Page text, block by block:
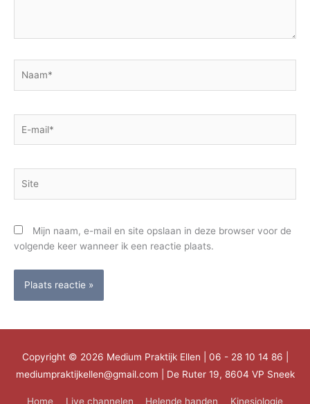
mail*
Mijn naam, e-mail en site opslaan in deze browser voor de
volgende keer wanneer ik een reactie plaats.
Copyright © 2026 Medium Praktijk Ellen | 06 - 28 10 14 86 |
mediumpraktijkellen@gmail.com | De Ruter 19, 8604 VP Sneek
Home Live channelen Helende handen Kinesiologie